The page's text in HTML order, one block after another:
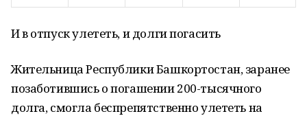
И в отпуск улететь, и долги погасить
Жительница Республики Башкортостан, заранее
позаботившись о погашении 200-тысячного
долга, смогла беспрепятственно улететь на